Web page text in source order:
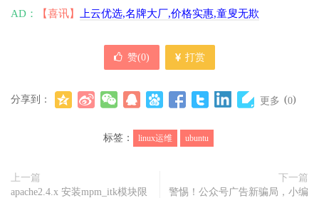
AD： 【喜讯】 上云优选,名牌大厂,价格实惠,童叟无欺
赞(0) 打赏
分享到： 更多 (0)
标签： linux运维 ubuntu
上一篇
apache2.4.x 安装mpm_itk模块限
下一篇
警惕！公众号广告新骗局，小编